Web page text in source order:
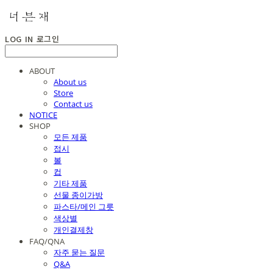
LOG IN 로그인
ABOUT
About us
Store
Contact us
NOTICE
SHOP
모든 제품
접시
볼
컵
기타 제품
선물 종이가방
파스타/메인 그릇
색상별
개인결제창
FAQ/QNA
자주 묻는 질문
Q&A